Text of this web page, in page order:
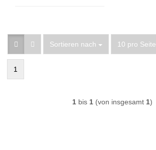
Sortieren nach
Sortieren nach 10 pro Seite
pro Seite
1
1 bis 1 (von insgesamt 1)